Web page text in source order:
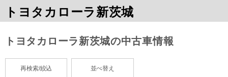
トヨタカローラ新茨城
トヨタカローラ新茨城の中古車情報
再検索/絞込 並べ替え